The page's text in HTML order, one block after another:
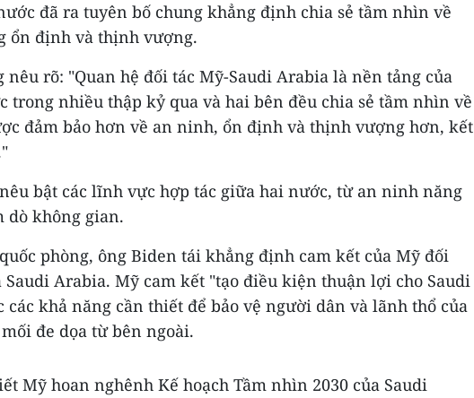
đã ra tuyên bố chung khẳng định chia sẻ tầm nhìn về
ổn định và thịnh vượng.
nêu rõ: "Quan hệ đối tác Mỹ-Saudi Arabia là nền tảng của
trong nhiều thập kỷ qua và hai bên đều chia sẻ tầm nhìn về
đảm bảo hơn về an ninh, ổn định và thịnh vượng hơn, kết
bật các lĩnh vực hợp tác giữa hai nước, từ an ninh năng
dò không gian.
phòng, ông Biden tái khẳng định cam kết của Mỹ đối
Arabia. Mỹ cam kết "tạo điều kiện thuận lợi cho Saudi
các khả năng cần thiết để bảo vệ người dân và lãnh thổ của
đe dọa từ bên ngoài.
Mỹ hoan nghênh Kế hoạch Tầm nhìn 2030 của Saudi